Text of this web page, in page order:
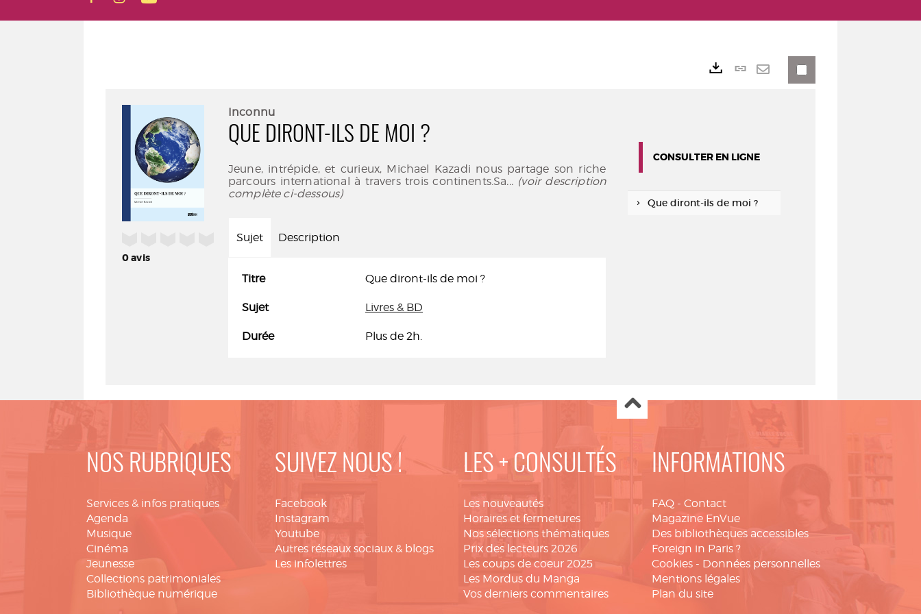
0avis
Inconnu
QUE DIRONT-ILS DE MOI ?
Jeune, intrépide, et curieux, Michael Kazadi nous partage son riche
parcours international à travers trois continents.Sa... (voir description
complète ci-dessous)
Sujet Description
Titre Que diront-ils de moi ?
Sujet Livres & BD
Durée Plus de 2h.
Lien
CONSULTER EN LIGNE
Que diront-ils de moi ?
NOS RUBRIQUES
Services & infos pratiques
Agenda
Musique
Cinéma
Jeunesse
Collections patrimoniales
Bibliothèque numérique
SUIVEZ NOUS !
Facebook
Instagram
Youtube
Autres réseaux sociaux & blogs
Les infolettres
LES + CONSULTÉS
Les nouveautés
Horaires et fermetures
Nos sélections thématiques
Prix des lecteurs 2026
Les coups de coeur 2025
Les Mordus du Manga
Vos derniers commentaires
INFORMATIONS
FAQ - Contact
Magazine EnVue
Des bibliothèques accessibles
Foreign in Paris ?
Cookies - Données personnelles
Mentions légales
Plan du site